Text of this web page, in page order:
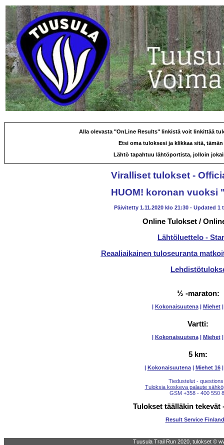
Alla olevasta "OnLine Results" linkistä voit linkittää
Etsi oma tuloksesi ja klikkaa sitä,
Lähtö tapahtuu lähtöportista, jolloin
Viralliset tulokset -
HUOM! koronan vuoksi
Päivitetty 1.11.2020 klo 21:30 - Updated 1
Online Tulokset /
Lähtöluettelo -
Reaaliaikainen tuloseuranta
½ -maraton:
Kokonaisuutena| Miehet
Vartti:
Kokonaisuutena| Miehet
5 km:
Kokonaisuutena| Miehet 16
Tiedustelut -
Tuloksia koskeva palaute
GSM +358 - 400 550
Tulokset täälläkin tekevät
Result Service
Tuusula Trail Run 2020, tulokset ©